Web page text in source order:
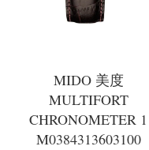
MIDO 美度
MULTIFORT
CHRONOMETER 1
M0384313603100